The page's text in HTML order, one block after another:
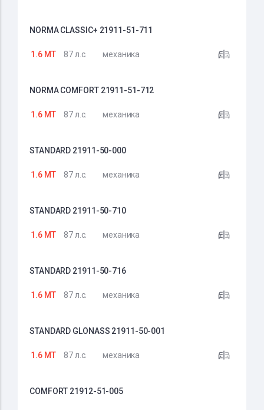
NORMA CLASSIC+ 21911-51-711
1.6 MT 87 л.с. механика
NORMA COMFORT 21911-51-712
1.6 MT 87 л.с. механика
STANDARD 21911-50-000
1.6 MT 87 л.с. механика
STANDARD 21911-50-710
1.6 MT 87 л.с. механика
STANDARD 21911-50-716
1.6 MT 87 л.с. механика
STANDARD GLONASS 21911-50-001
1.6 MT 87 л.с. механика
COMFORT 21912-51-005